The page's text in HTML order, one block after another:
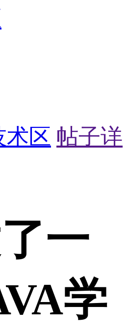
术区 帖子详
一
学